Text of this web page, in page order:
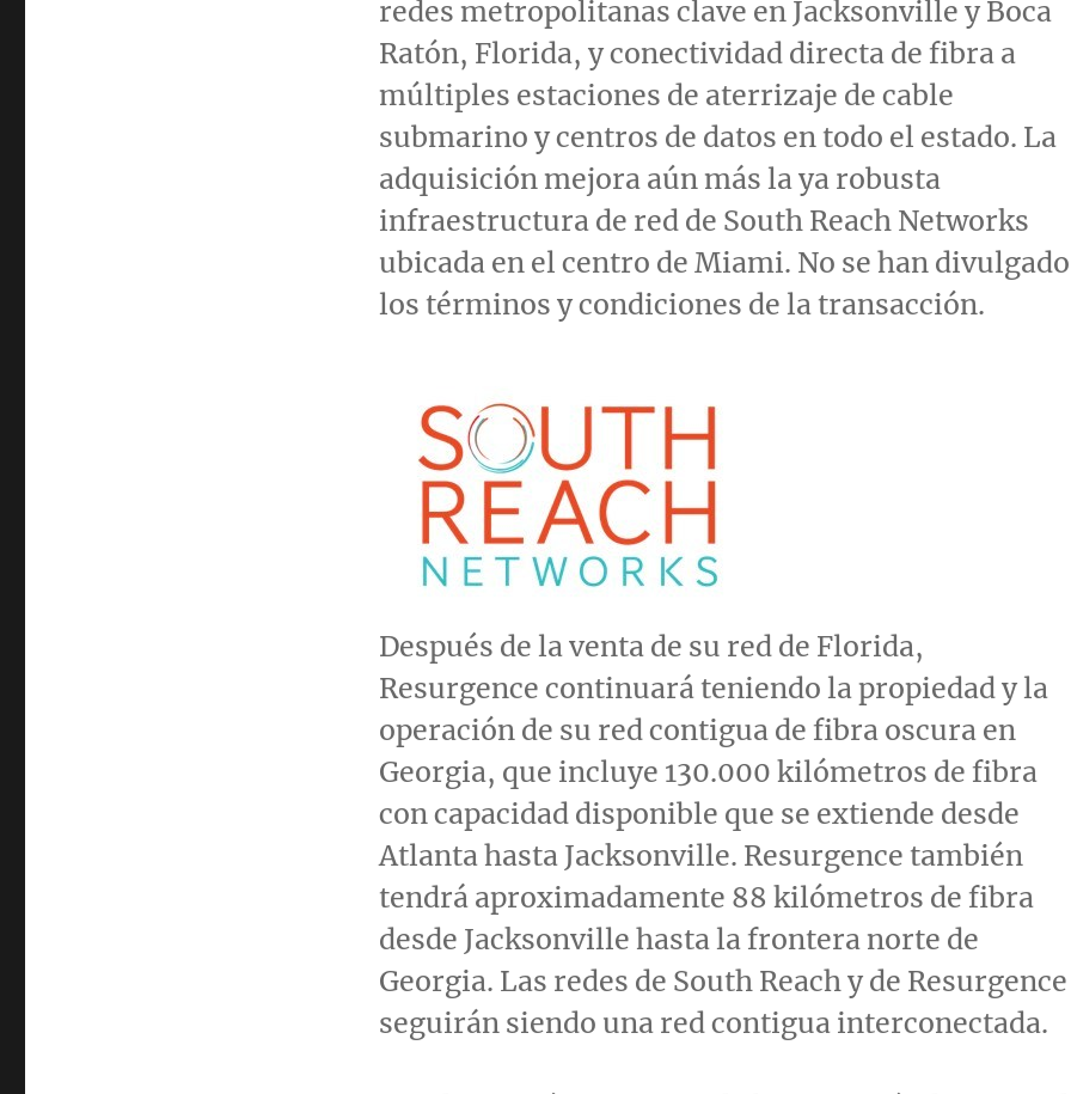
redes metropolitanas clave en Jacksonville y Boca
Ratón, Florida, y conectividad directa de fibra a
múltiples estaciones de aterrizaje de cable
submarino y centros de datos en todo el estado. La
adquisición mejora aún más la ya robusta
infraestructura de red de South Reach Networks
ubicada en el centro de Miami. No se han divulgado
los términos y condiciones de la transacción.
Después de la venta de su red de Florida,
Resurgence continuará teniendo la propiedad y la
operación de su red contigua de fibra oscura en
Georgia, que incluye 130.000 kilómetros de fibra
con capacidad disponible que se extiende desde
Atlantahasta Jacksonville. Resurgence también
tendrá aproximadamente 88 kilómetros de fibra
desde Jacksonville hasta la frontera norte de
Georgia. Las redes de South Reach y de Resurgence
seguirán siendo una red contigua interconectada.